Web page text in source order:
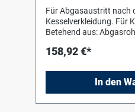
Für Abgasaustritt nach
Kesselverkleidung. Für
Betehend aus:
Befestigungsmaterial
158,92 €*
In den